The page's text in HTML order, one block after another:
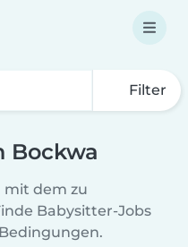
Filter
Bockwa
mit dem zu
Babysitter-Jobs